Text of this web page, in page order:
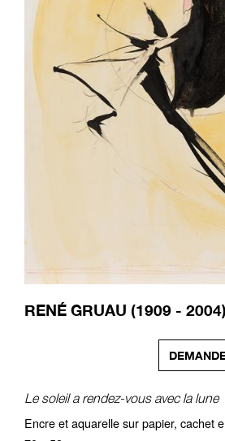
RENÉ GRUAU (1909 - 2004)
Le soleil a rendez-vous avec la lune
Encre et aquarelle sur papier, cachet